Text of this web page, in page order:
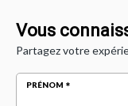
Vous
Partagez votre
PRÉNOM